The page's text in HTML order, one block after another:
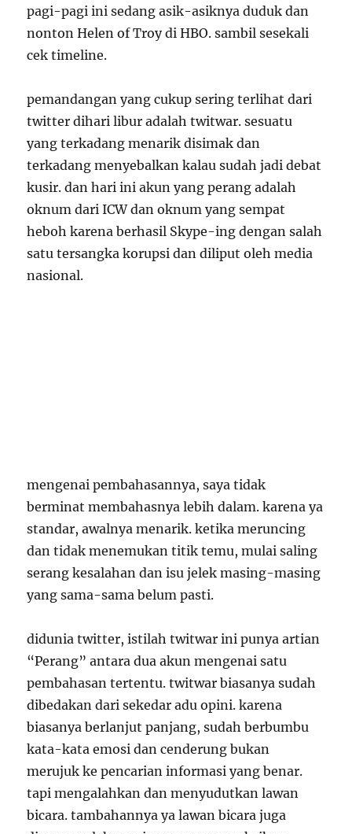
pagi-pagi ini sedang asik-asiknya duduk dan
nonton Helen of Troy di HBO. sambil sesekali
cek timeline.
pemandangan yang cukup sering terlihat dari
twitter dihari libur adalah twitwar. sesuatu
yang terkadang menarik disimak dan
terkadang menyebalkan kalau sudah jadi debat
kusir. dan hari ini akun yang perang adalah
oknum dari ICW dan oknum yang sempat
heboh karena berhasil Skype-ing dengan salah
satu tersangka korupsi dan diliput oleh media
nasional.
mengenai pembahasannya, saya tidak
berminat membahasnya lebih dalam. karena ya
standar, awalnya menarik. ketika meruncing
dan tidak menemukan titik temu, mulai saling
serang kesalahan dan isu jelek masing-masing
yang sama-sama belum pasti.
didunia twitter, istilah twitwar ini punya artian
“Perang” antara dua akun mengenai satu
pembahasan tertentu. twitwar biasanya sudah
dibedakan dari sekedar adu opini. karena
biasanya berlanjut panjang, sudah berbumbu
kata-kata emosi dan cenderung bukan
merujuk ke pencarian informasi yang benar.
tapi mengalahkan dan menyudutkan lawan
bicara. tambahannya ya lawan bicara juga